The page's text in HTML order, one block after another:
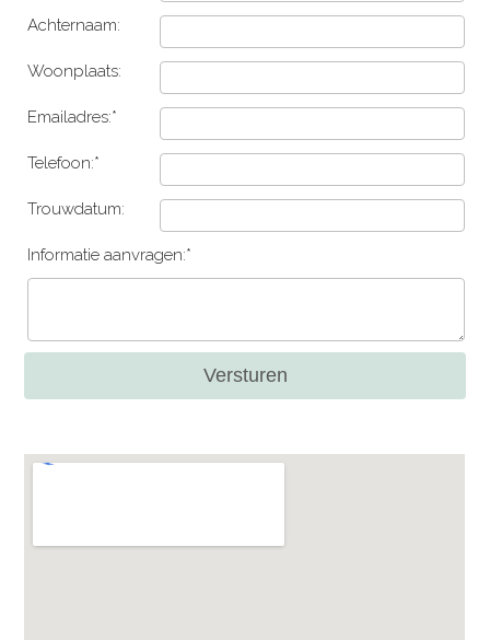
Achternaam:
Woonplaats:
Emailadres:*
Telefoon:*
Trouwdatum:
Informatie aanvragen:*